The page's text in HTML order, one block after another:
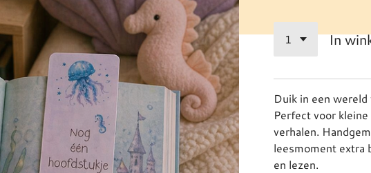
In
Duik in een
Perfect voor
verhalen.
leesmoment extra
en lezen.